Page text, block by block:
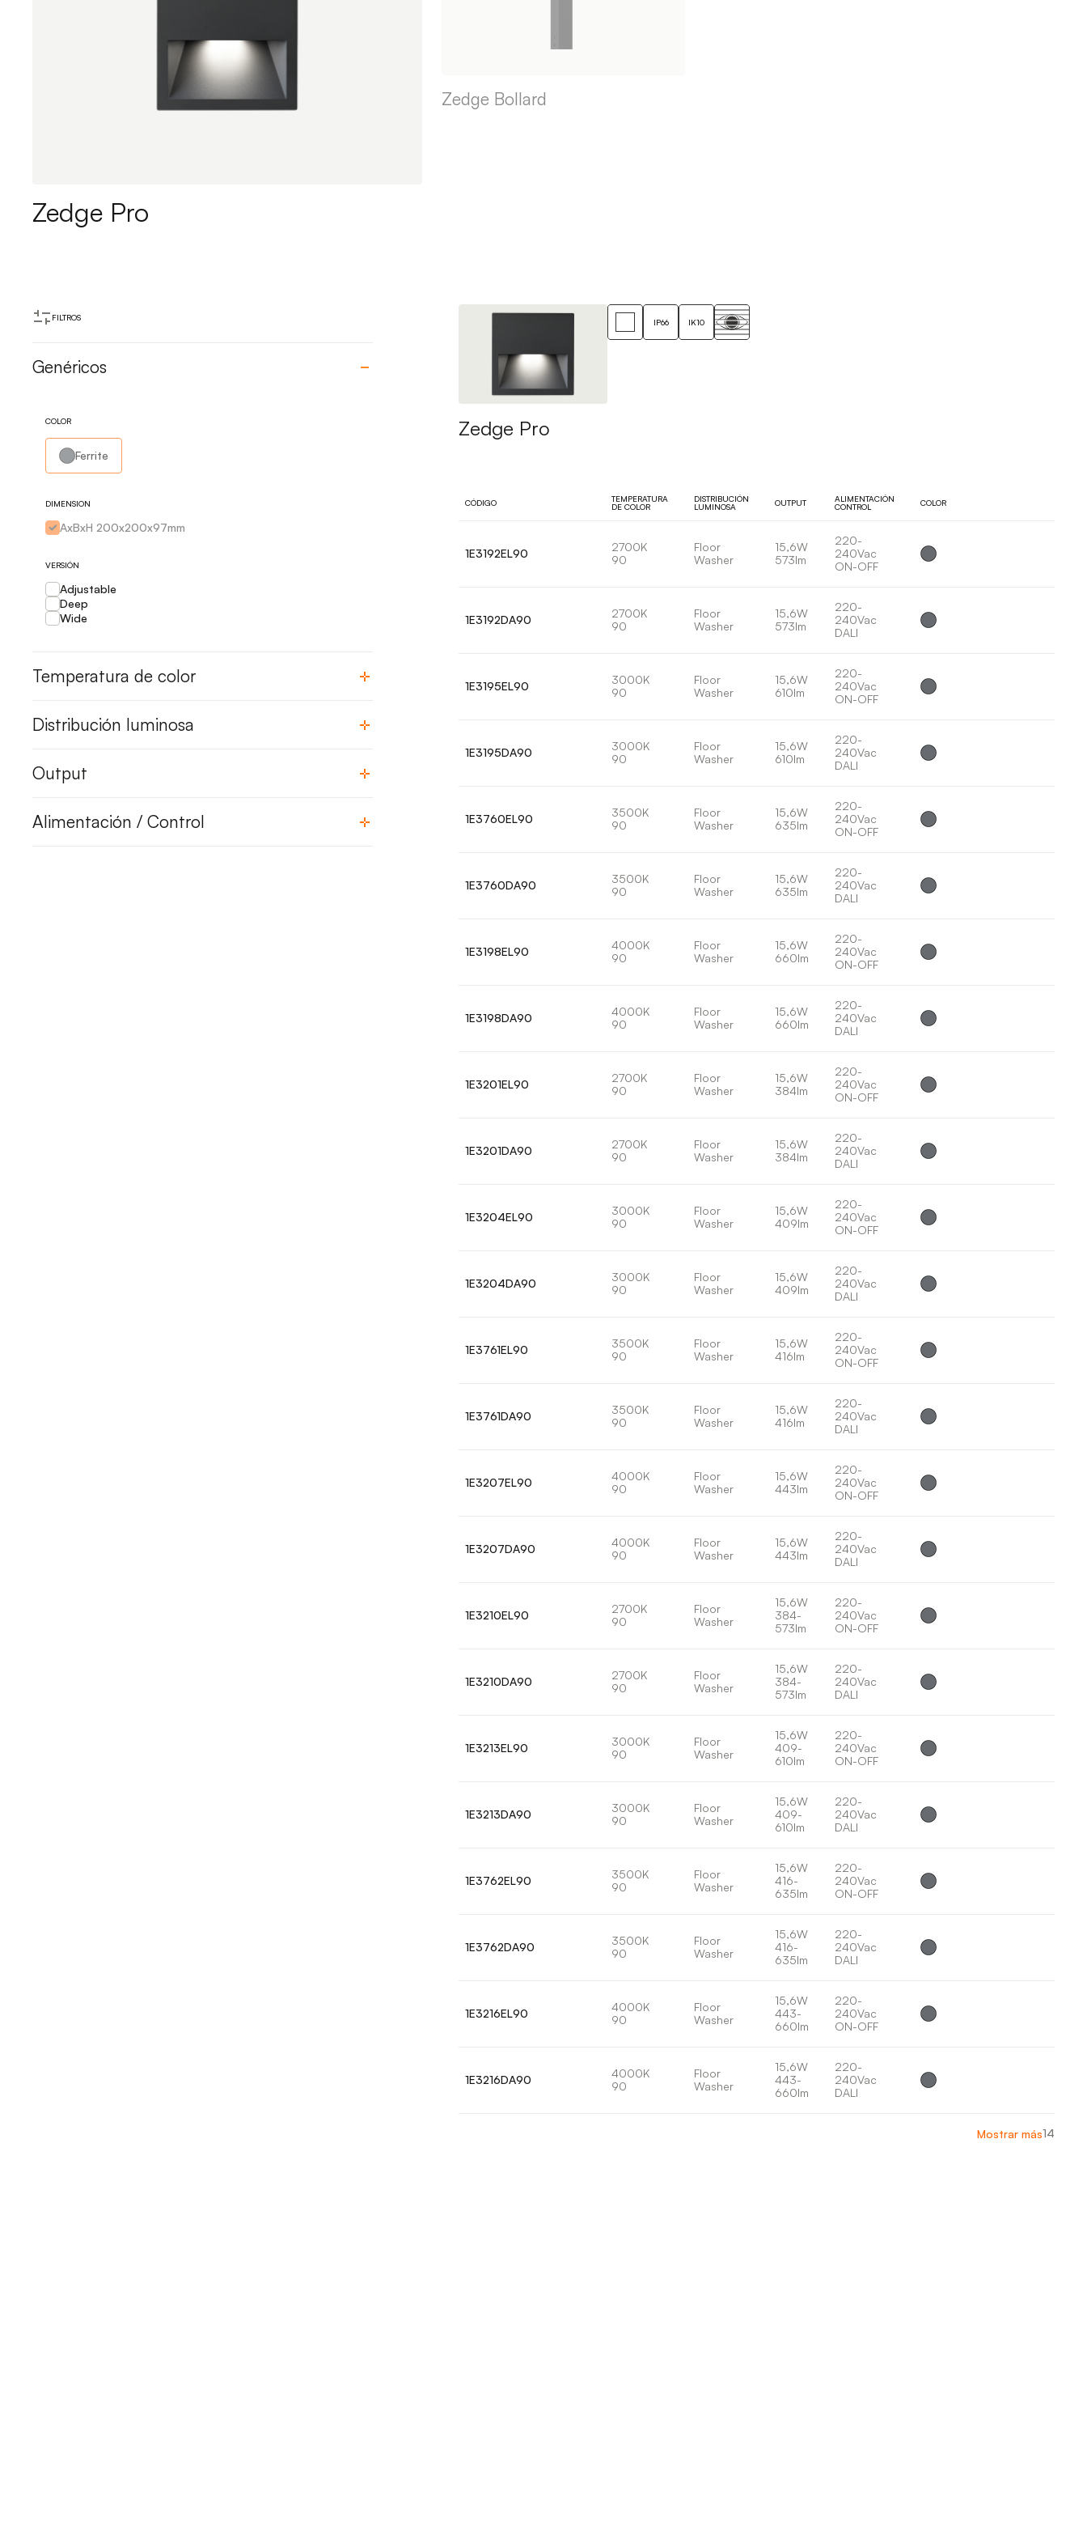
Zedge Pro
Zedge Bollard
FILTROS
Genéricos
COLOR
Ferrite
DIMENSION
AxBxH 200x200x97mm
VERSIÓN
Adjustable
Deep
Wide
Temperatura de color
Distribución luminosa
Output
Alimentación / Control
IP66 IK10
Zedge Pro
CÓDIGO
TEMPERATURA
DE COLOR
DISTRIBUCIÓN
LUMINOSA
OUTPUT
ALIMENTACIÓN
CONTROL
COLOR
1E3192EL90
2700K
90
Floor
Washer
15,6W
573lm
220-
240Vac
ON-OFF
1E3192DA90
2700K
90
Floor
Washer
15,6W
573lm
220-
240Vac
DALI
1E3195EL90
3000K
90
Floor
Washer
15,6W
610lm
220-
240Vac
ON-OFF
1E3195DA90
3000K
90
Floor
Washer
15,6W
610lm
220-
240Vac
DALI
1E3760EL90
3500K
90
Floor
Washer
15,6W
635lm
220-
240Vac
ON-OFF
1E3760DA90
3500K
90
Floor
Washer
15,6W
635lm
220-
240Vac
DALI
1E3198EL90
4000K
90
Floor
Washer
15,6W
660lm
220-
240Vac
ON-OFF
1E3198DA90
4000K
90
Floor
Washer
15,6W
660lm
220-
240Vac
DALI
1E3201EL90
2700K
90
Floor
Washer
15,6W
384lm
220-
240Vac
ON-OFF
1E3201DA90
2700K
90
Floor
Washer
15,6W
384lm
220-
240Vac
DALI
1E3204EL90
3000K
90
Floor
Washer
15,6W
409lm
220-
240Vac
ON-OFF
1E3204DA90
3000K
90
Floor
Washer
15,6W
409lm
220-
240Vac
DALI
1E3761EL90
3500K
90
Floor
Washer
15,6W
416lm
220-
240Vac
ON-OFF
1E3761DA90
3500K
90
Floor
Washer
15,6W
416lm
220-
240Vac
DALI
1E3207EL90
4000K
90
Floor
Washer
15,6W
443lm
220-
240Vac
ON-OFF
1E3207DA90
4000K
90
Floor
Washer
15,6W
443lm
220-
240Vac
DALI
1E3210EL90
2700K
90
Floor
Washer
15,6W
384-
573lm
220-
240Vac
ON-OFF
1E3210DA90
2700K
90
Floor
Washer
15,6W
384-
573lm
220-
240Vac
DALI
1E3213EL90
3000K
90
Floor
Washer
15,6W
409-
610lm
220-
240Vac
ON-OFF
1E3213DA90
3000K
90
Floor
Washer
15,6W
409-
610lm
220-
240Vac
DALI
1E3762EL90
3500K
90
Floor
Washer
15,6W
416-
635lm
220-
240Vac
ON-OFF
1E3762DA90
3500K
90
Floor
Washer
15,6W
416-
635lm
220-
240Vac
DALI
1E3216EL90
4000K
90
Floor
Washer
15,6W
443-
660lm
220-
240Vac
ON-OFF
1E3216DA90
4000K
90
Floor
Washer
15,6W
443-
660lm
220-
240Vac
DALI
Mostrar más14